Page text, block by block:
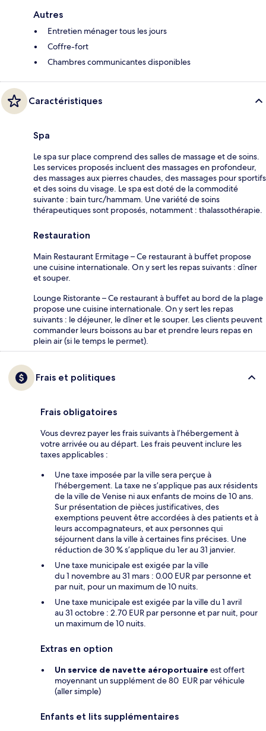
Autres
Entretien ménager tous les jours
Coffre-fort
Chambres communicantes disponibles
Caractéristiques
Spa
Le spa sur place comprend des salles de massage et de soins.
Les services proposés incluent des massages en profondeur,
des massages aux pierres chaudes, des massages pour sportifs
et des soins du visage. Le spa est doté de la commodité
suivante : bain turc/hammam. Une variété de soins
thérapeutiques sont proposés, notamment : thalassothérapie.
Restauration
Main Restaurant Ermitage – Ce restaurant à buffet propose
une cuisine internationale. On y sert les repas suivants : dîner
et souper.
Lounge Ristorante – Ce restaurant à buffet au bord de la plage
propose une cuisine internationale. On y sert les repas
suivants : le déjeuner, le dîner et le souper. Les clients peuvent
commander leurs boissons au bar et prendre leurs repas en
plein air (si le temps le permet).
Frais et politiques
Frais obligatoires
Vous devrez payer les frais suivants à l’hébergement à
votre arrivée ou au départ. Les frais peuvent inclure les
taxes applicables :
Une taxe imposée par la ville sera perçue à
l’hébergement. La taxe ne s’applique pas aux résidents
de la ville de Venise ni aux enfants de moins de 10 ans.
Sur présentation de pièces justificatives, des
exemptions peuvent être accordées à des patients et à
leurs accompagnateurs, et aux personnes qui
séjournent dans la ville à certaines fins précises. Une
réduction de 30 % s’applique du 1er au 31 janvier.
Une taxe municipale est exigée par la ville
du 1 novembre au 31 mars : 0.00 EUR par personne et
par nuit, pour un maximum de 10 nuits.
Une taxe municipale est exigée par la ville du 1 avril
au 31 octobre : 2.70 EUR par personne et par nuit, pour
un maximum de 10 nuits.
Extras en option
Un service de navette aéroportuaire est offert
moyennant un supplément de 80 EUR par véhicule
(aller simple)
Enfants et lits supplémentaires